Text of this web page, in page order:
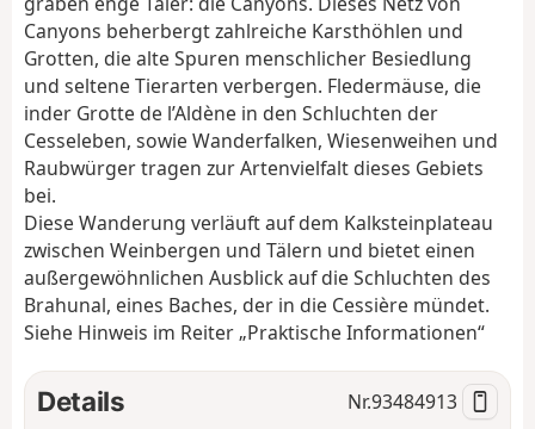
Canyons beherbergt zahlreiche Karsthöhlen und
Grotten, die alte Spuren menschlicher Besiedlung
und seltene Tierarten verbergen. Fledermäuse, die
inder Grotte de l’Aldène in den Schluchten der
Cesseleben, sowie Wanderfalken, Wiesenweihen und
Raubwürger tragen zur Artenvielfalt dieses Gebiets
bei.
Diese Wanderung verläuft auf dem Kalksteinplateau
zwischen Weinbergen und Tälern und bietet einen
außergewöhnlichen Ausblick auf die Schluchten des
Brahunal, eines Baches, der in die Cessière mündet.
Siehe Hinweis im Reiter „Praktische Informationen“
Details Nr.93484913